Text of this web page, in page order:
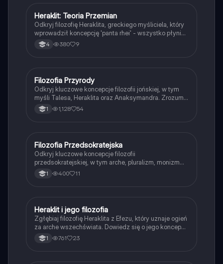
Filozofia
Heraklit: Teoria Przemian
Odkryj filozofię Heraklita, greckiego myśliciela, który
wprowadził koncepcję 'panta rhei' - wszystko płynie.
Zrozum, jak ogień symbolizuje nieustanną zmianę, a
przeciwieństwa tworzą harmonię w wszechświecie.
przygotowujących się do matury z filozofii.
4 380 9
Filozofia
Filozofia Przyrody
Odkryj kluczowe koncepcje filozofii jońskiej, w tym
myśli Talesa, Heraklita oraz Anaksymandra. Zrozum
zasady arché, zmienność rzeczywistości oraz różnice
między monizmem, dualizmem i pluralizmem. Idealne
1 1,128 54
Filozofia
Filozofia Przedsokratejska
Odkryj kluczowe koncepcje filozofii
przedsokratejskiej, w tym arche, pluralizm, monizm
oraz atomizm. Zrozum pytania dotyczące bytu, natury
i logiki, a także poznaj myśli najważniejszych
wpływ na kulturę europejską.
1 400 11
Filozofia
Heraklit i jego filozofia
Zgłębiaj filozofię Heraklita z Efezu, który uznaje ogień
za arche wszechświata. Dowiedz się o jego koncepcji
zmienności, cyrkularnym czasie oraz idei, że nie
można dwa razy wejść do tej samej rzeki. Idealne dla
1 761 23